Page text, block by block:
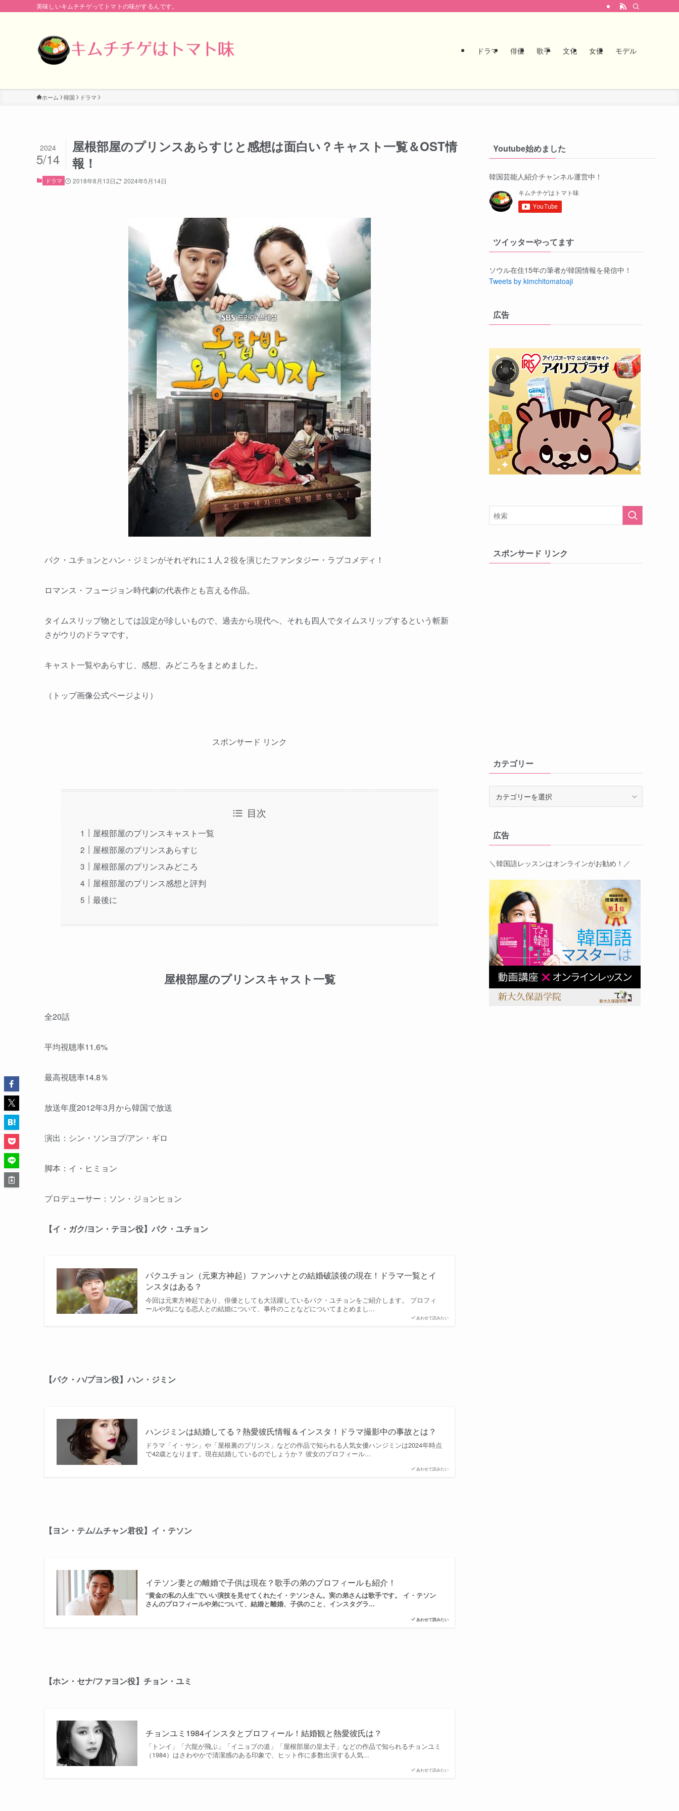
美味しいキムチチゲってトマトの味がするんです。
ドラマ 俳優 歌手 文化 女優 モデル
ホーム 韓国 ドラマ
屋根部屋のプリンスあらすじと感想は面白い？キャスト一覧＆OST情
報！
2024
5/14
ドラマ 2018年8月13日 2024年5月14日
パク・ユチョンとハン・ジミンがそれぞれに１人２役を演じたファンタジー・ラブコメディ！
ロマンス・フュージョン時代劇の代表作とも言える作品。
タイムスリップ物としては設定が珍しいもので、過去から現代へ、それも四人でタイムスリップするという斬新
さがウリのドラマです。
キャスト一覧やあらすじ、感想、みどころをまとめました。
（トップ画像公式ページより）
スポンサード リンク
目次
屋根部屋のプリンスキャスト一覧
屋根部屋のプリンスあらすじ
屋根部屋のプリンスみどころ
屋根部屋のプリンス感想と評判
最後に
屋根部屋のプリンスキャスト一覧
全20話
平均視聴率11.6%
最高視聴率14.8％
放送年度2012年3月から韓国で放送
演出：シン・ソンヨプ/アン・ギロ
脚本：イ・ヒミョン
プロデューサー：ソン・ジョンヒョン
【イ・ガク/ヨン・テヨン役】パク・ユチョン
あわせて読みたい
パクユチョン（元東方神起）ファンハナとの結婚破談後の現在！ドラマ一覧とイ
ンスタはある？
今回は元東方神起であり、俳優としても大活躍しているパク・ユチョンをご紹介します。 プロフィ
ールや気になる恋人との結婚について、事件のことなどについてまとめまし...
【パク・ハ/プヨン役】ハン・ジミン
あわせて読みたい
ハンジミンは結婚してる？熱愛彼氏情報＆インスタ！ドラマ撮影中の事故とは？
ドラマ「イ・サン」や「屋根裏のプリンス」などの作品で知られる人気女優ハンジミンは2024年時点
で42歳となります。現在結婚しているのでしょうか？ 彼女のプロフィール...
【ヨン・テム/ムチャン君役】イ・テソン
あわせて読みたい
イテソン妻との離婚で子供は現在？歌手の弟のプロフィールも紹介！
“黄金の私の人生”でいい演技を見せてくれたイ・テソンさん。実の弟さんは歌手です。 イ・テソン
さんのプロフィールや弟について、結婚と離婚、子供のこと、インスタグラ...
【ホン・セナ/ファヨン役】チョン・ユミ
あわせて読みたい
チョンユミ1984インスタとプロフィール！結婚観と熱愛彼氏は？
「トンイ」「六龍が飛ぶ」「イニョプの道」「屋根部屋の皇太子」などの作品で知られるチョンユミ
（1984）はさわやかで清潔感のある印象で、ヒット作に多数出演する人気...
Youtube始めました
韓国芸能人紹介チャンネル運営中！
ツイッターやってます
ソウル在住15年の筆者が韓国情報を発信中！
Tweets by kimchitomatoaji
広告
スポンサード リンク
カテゴリー
ー広告
＼韓国語レッスンはオンラインがお勧め！／